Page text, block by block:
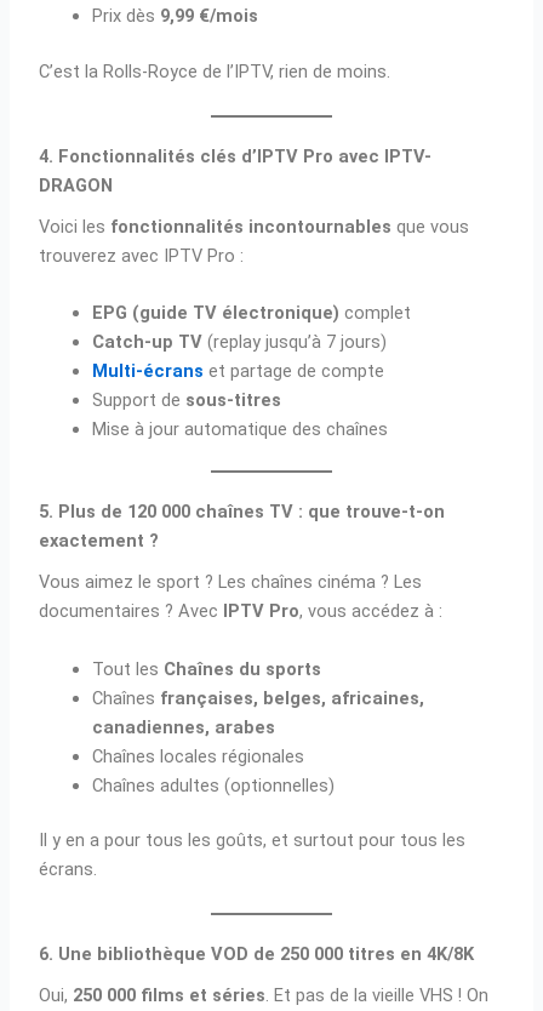
Prix dès 9,99 €/mois
C’est la Rolls-Royce de l’IPTV, rien de moins.
4. Fonctionnalités clés d’IPTV Pro avec IPTV-
DRAGON
Voici les fonctionnalités incontournables que vous
trouverez avec IPTV Pro :
EPG (guide TV électronique) complet
Catch-up TV (replay jusqu’à 7 jours)
Multi-écrans et partage de compte
Support de sous-titres
Mise à jour automatique des chaînes
5. Plus de 120 000 chaînes TV : que trouve-t-on
exactement ?
Vous aimez le sport ? Les chaînes cinéma ? Les
documentaires ? Avec IPTV Pro, vous accédez à :
Tout les Chaînes du sports
Chaînes françaises, belges, africaines,
canadiennes, arabes
Chaînes locales régionales
Chaînes adultes (optionnelles)
Il y en a pour tous les goûts, et surtout pour tous les
écrans.
6. Une bibliothèque VOD de 250 000 titres en 4K/8K
Oui, 250 000 films et séries. Et pas de la vieille VHS ! On